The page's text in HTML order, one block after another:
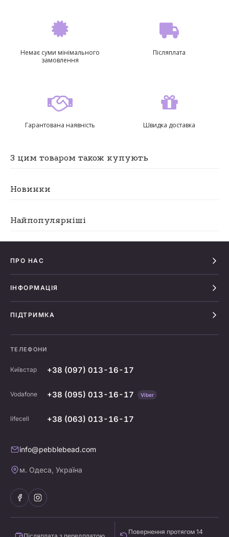
Немає суми мінімального
замовлення
Післяплата
Гарантована наявність Швидка доставка
З цим товаром також купують
Новинки
Найпопулярніші
ПРО НАС
ІНФОРМАЦІЯ
ПІДТРИМКА
ТЕЛЕФОНИ
Київстар +38 (097) 013-16-17
Vodafone +38 (095) 013-16-17 Viber
lifecell +38 (063) 013-16-17
info@pebblebead.com
м. Одеса, Україна
Повернення протягом 14